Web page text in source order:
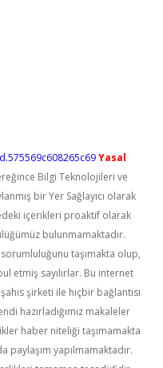
Yasal
Bilgi Teknolojileri ve
bir Yer Sağlayıcı olarak
içerikleri proaktif olarak
bulunmamaktadır.
taşımakta olup,
etmiş sayılırlar. Bu internet
şirketi ile hiçbir bağlantısı
hazırladığımız makaleler
haber niteliği taşımamakta
paylaşım yapılmamaktadır.